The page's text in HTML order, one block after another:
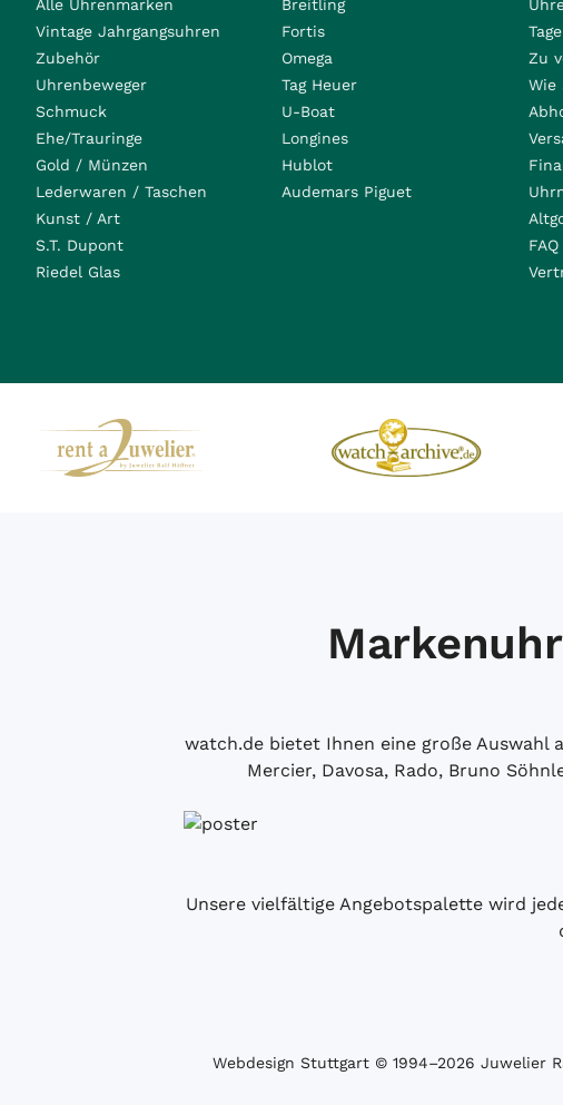
Alle Uhrenmarken
Vintage Jahrgangsuhren
Zubehör
Uhrenbeweger
Schmuck
Ehe/Trauringe
Gold / Münzen
Lederwaren / Taschen
Kunst / Art
S.T. Dupont
Riedel Glas
Breitling
Fortis
Omega
Tag Heuer
U-Boat
Longines
Hublot
Audemars Piguet
Zu
Wie
FAQ
watch.de bietet Ihnen eine große Auswahl
Mercier, Davosa, Rado, Bruno
Unsere vielfältige Angebotspalette wird
Webdesign Stuttgart© 1994­–2026 Juwelier